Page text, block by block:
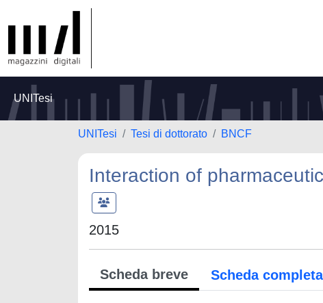
UNITesi
UNITesi Tesi di dottorato BNCF
Interaction of
2015
Scheda breve Scheda completa